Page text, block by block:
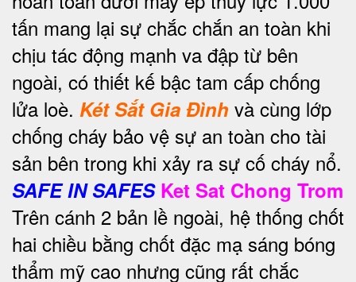
tấn mang lại sự chắc chắn an toàn khi
chịu tác động mạnh va đập từ bên
ngoài, có thiết kế bậc tam cấp chống
lửa loè. Két Sắt Gia Đình và cùng lớp
chống cháy bảo vệ sự an toàn cho tài
sản bên trong khi xảy ra sự cố cháy nổ.
SAFE IN SAFES Ket Sat Chong Trom
Trên cánh 2 bản lề ngoài, hệ thống chốt
hai chiều bằng chốt đặc mạ sáng bóng
thẩm mỹ cao nhưng cũng rất chắc